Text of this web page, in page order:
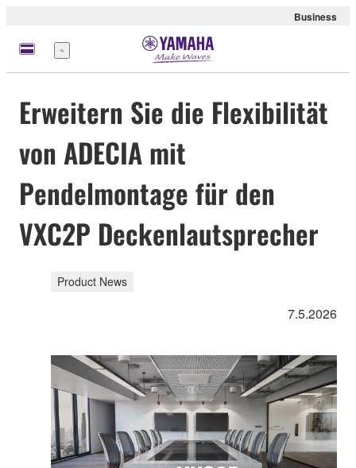
Business
Menü
Erweitern Sie die Flexibilität
von ADECIA mit
Pendelmontage für den
VXC2P Deckenlautsprecher
Product News
7.5.2026